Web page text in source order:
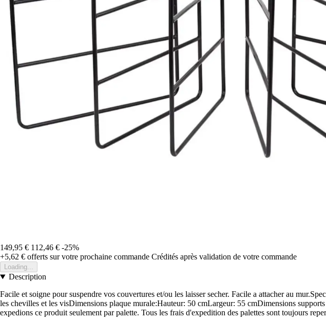
149,95 € 112,46 € -25%
+5,62 € offerts sur votre prochaine commande Crédités après validation de votre commande
Loading...
Description
Facile et soigne pour suspendre vos couvertures et/ou les laisser secher. Facile a attacher au
les chevilles et les visDimensions plaque murale:Hauteur: 50 cmLargeur: 55 cmDimensions
expedions ce produit seulement par palette. Tous les frais d'expedition des palettes sont toujours